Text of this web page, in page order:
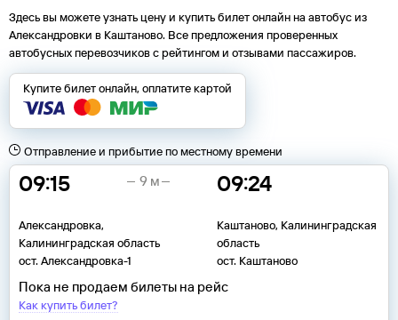
Здесь вы можете узнать цену и купить билет онлайн на автобус из
Александровки в Каштаново. Все предложения проверенных
автобусных перевозчиков с рейтингом и отзывами пассажиров.
Купите билет онлайн, оплатите картой
Отправление и прибытие по местному времени
09:15
Александровка,
Калининградская область
ост. Александровка-1
09:24
Каштаново, Калининградская
область
ост. Каштаново
9 м
Пока не продаем билеты на рейс
Как купить билет?